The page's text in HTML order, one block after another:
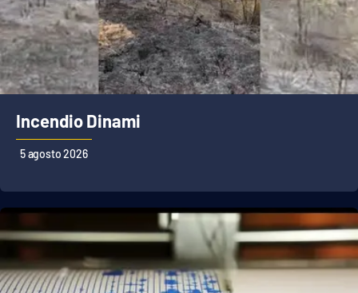
Incendio Dinami
5 agosto 2026